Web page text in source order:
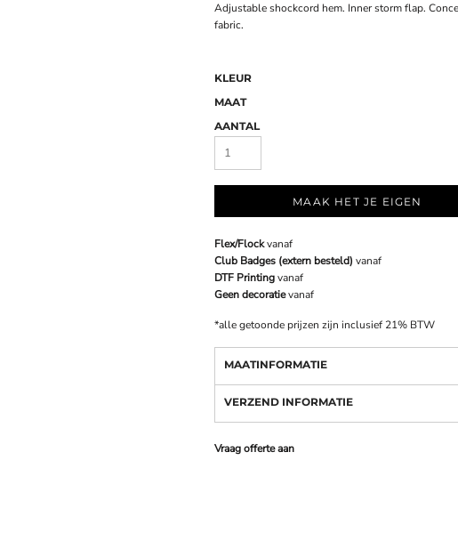
Adjustable shockcord hem. Inner storm flap.
fabric.
KLEUR
MAAT
AANTAL
MAAK HET JE EIGEN
Flex/Flockvanaf
Club Badges (extern besteld) vanaf
DTF Printingvanaf
Geen decoratievanaf
*alle getoonde prijzen zijn inclusief 21% BTW
MAATINFORMATIE
VERZEND INFORMATIE
Vraag offerte aan